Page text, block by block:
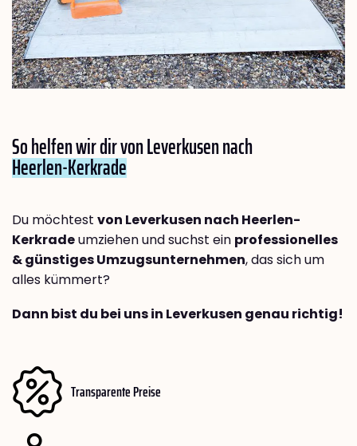
So helfen wir dir von Leverkusen nach
Heerlen-Kerkrade
Du möchtest von Leverkusen nach Heerlen-
Kerkradeumziehen und suchst ein professionelles
& günstiges Umzugsunternehmen, das sich um
alles kümmert?
Dann bist du bei uns in Leverkusen genau richtig!
Transparente Preise